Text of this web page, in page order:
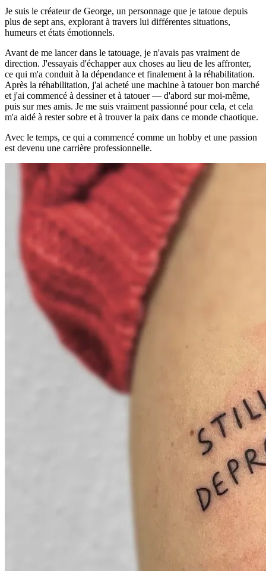
Je suis le créateur de George, un personnage que je tatoue depuis
plus de sept ans, explorant à travers lui différentes situations,
humeurs et états émotionnels.
Avant de me lancer dans le tatouage, je n'avais pas vraiment de
direction. J'essayais d'échapper aux choses au lieu de les affronter,
ce qui m'a conduit à la dépendance et finalement à la réhabilitation.
Après la réhabilitation, j'ai acheté une machine à tatouer bon marché
et j'ai commencé à dessiner et à tatouer — d'abord sur moi-même,
puis sur mes amis. Je me suis vraiment passionné pour cela, et cela
m'a aidé à rester sobre et à trouver la paix dans ce monde chaotique.
Avec le temps, ce qui a commencé comme un hobby et une passion
est devenu une carrière professionnelle.